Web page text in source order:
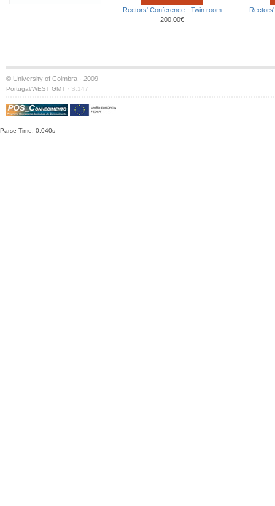
Rectors' Conference - Twin room
200,00€
© University of Coimbra · 2009
Portugal/WEST GMT · S:147
Parse Time: 0.040s